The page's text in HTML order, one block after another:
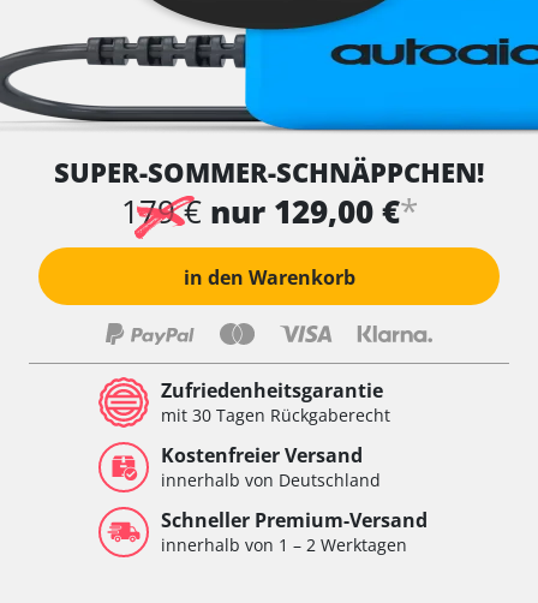
SUPER-SOMMER-SCHNÄPPCHEN!
179 € nur 129,00 €*
in den Warenkorb
Zufriedenheitsgarantie
mit 30 Tagen Rückgaberecht
Kostenfreier Versand
innerhalb von Deutschland
Schneller Premium-Versand
innerhalb von 1 – 2 Werktagen